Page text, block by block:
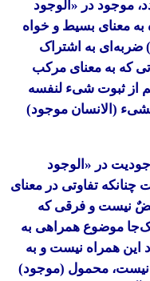
موجود در «الوجود
به معنای بسیط و خواه
ضربه‌ای به اشتراک
که به معنای مرکب
از ثبوت شیء لنفسه
(الانسان موجود)
در «الوجود
تفاوتی در معنای
نیست و فرقی که
موضوع همراهی به
این همراه نیست و به
نیست، محمول (موجود)